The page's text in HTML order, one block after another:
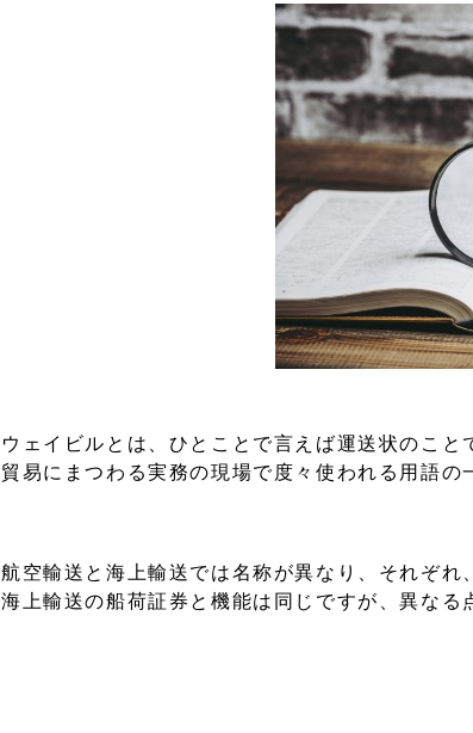
ウェイビルとは、ひとことで言えば運送状のこと
貿易にまつわる実務の現場で度々使われる用語の
航空輸送と海上輸送では名称が異なり、それぞれ
海上輸送の船荷証券と機能は同じですが、異なる